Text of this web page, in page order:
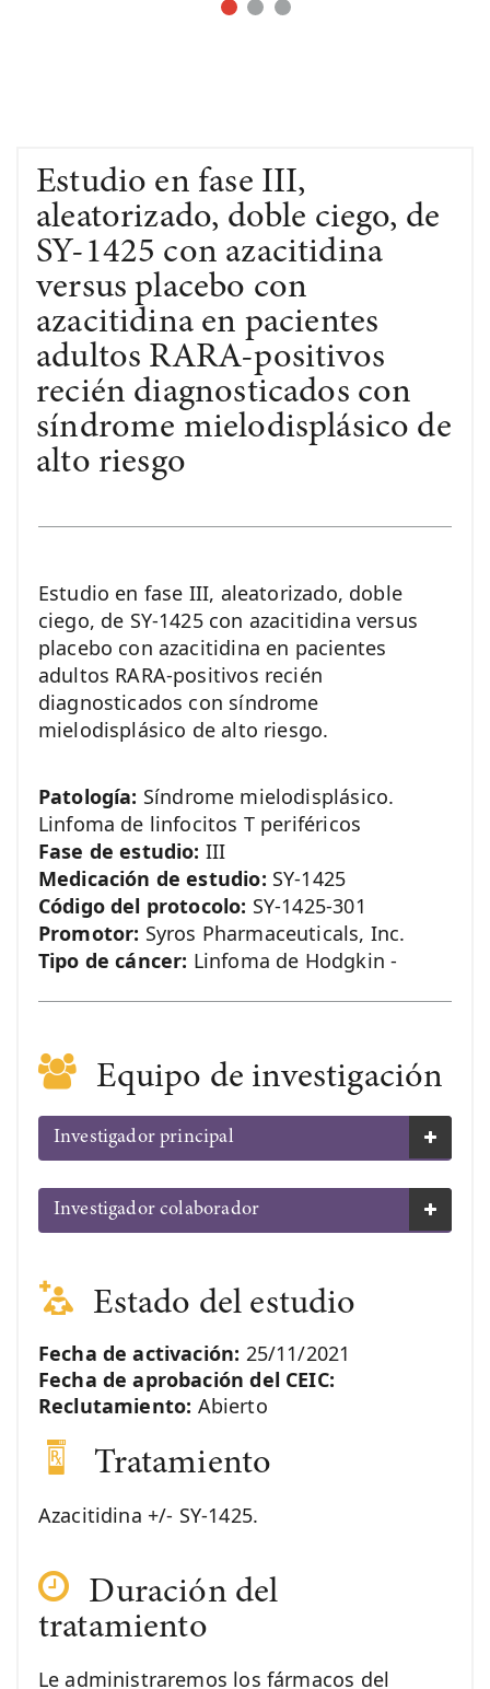
Estudio en fase III,
aleatorizado, doble ciego, de
SY-1425 con azacitidina
versus placebo con
azacitidina en pacientes
adultos RARA-positivos
recién diagnosticados con
síndrome mielodisplásico de
alto riesgo
Estudio en fase III, aleatorizado, doble
ciego, de SY-1425 con azacitidina versus
placebo con azacitidina en pacientes
adultos RARA-positivos recién
diagnosticados con síndrome
mielodisplásico de alto riesgo.
Patología: Síndrome mielodisplásico.
Linfoma de linfocitos T periféricos
Fase de estudio: III
Medicación de estudio: SY-1425
Código del protocolo: SY-1425-301
Promotor: Syros Pharmaceuticals, Inc.
Tipo de cáncer: Linfoma de Hodgkin -
Equipo de investigación
Investigador principal
Investigador colaborador
Estado del estudio
Fecha de activación: 25/11/2021
Fecha de aprobación del CEIC:
Reclutamiento: Abierto
Tratamiento
Azacitidina +/- SY-1425.
Duración del
tratamiento
Le administraremos los fármacos del